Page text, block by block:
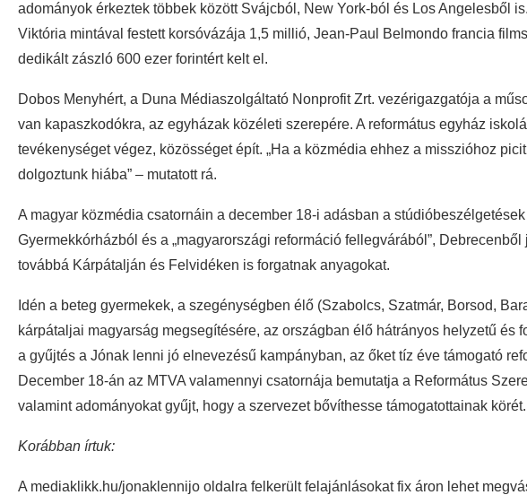
adományok érkeztek többek között Svájcból, New York-ból és Los Angelesből
Viktória mintával festett korsóvázája 1,5 millió, Jean-Paul Belmondo francia
dedikált zászló 600 ezer forintért kelt el.
Dobos Menyhért, a Duna Médiaszolgáltató Nonprofit Zrt. vezérigazgatója a
van kapaszkodókra, az egyházak közéleti szerepére. A református egyház
tevékenységet végez, közösséget épít. „Ha a közmédia ehhez a misszióhoz
dolgoztunk hiába” – mutatott rá.
A magyar közmédia csatornáin a december 18-i adásban a
Gyermekkórházból és a „magyarországi reformáció fellegvárából”,
továbbá Kárpátalján és Felvidéken is forgatnak anyagokat.
Idén a beteg gyermekek, a szegénységben élő (Szabolcs, Szatmár, Borsod,
kárpátaljai magyarság megsegítésére, az országban élő hátrányos helyzetű és
a gyűjtés a Jónak lenni jó elnevezésű kampányban, az őket tíz éve támogató
December 18-án az MTVA valamennyi csatornája bemutatja a Református
valamint adományokat gyűjt, hogy a szervezet bővíthesse támogatottainak körét.
Korábban írtuk:
A mediaklikk.hu/jonaklennijo oldalra felkerült felajánlásokat fix áron lehet